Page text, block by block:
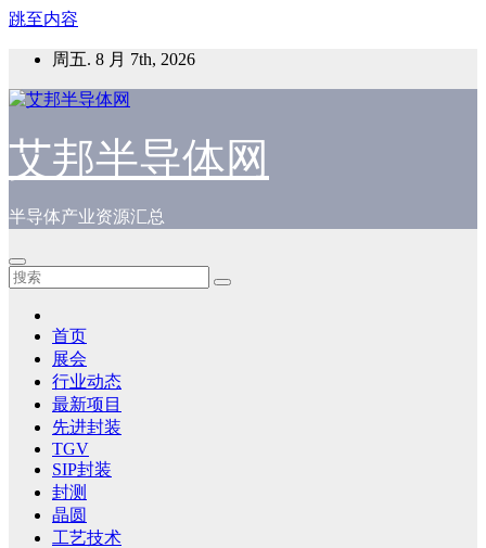
跳至内容
周五. 8 月 7th, 2026
艾邦半导体网
半导体产业资源汇总
首页
展会
行业动态
最新项目
先进封装
TGV
SIP封装
封测
晶圆
工艺技术